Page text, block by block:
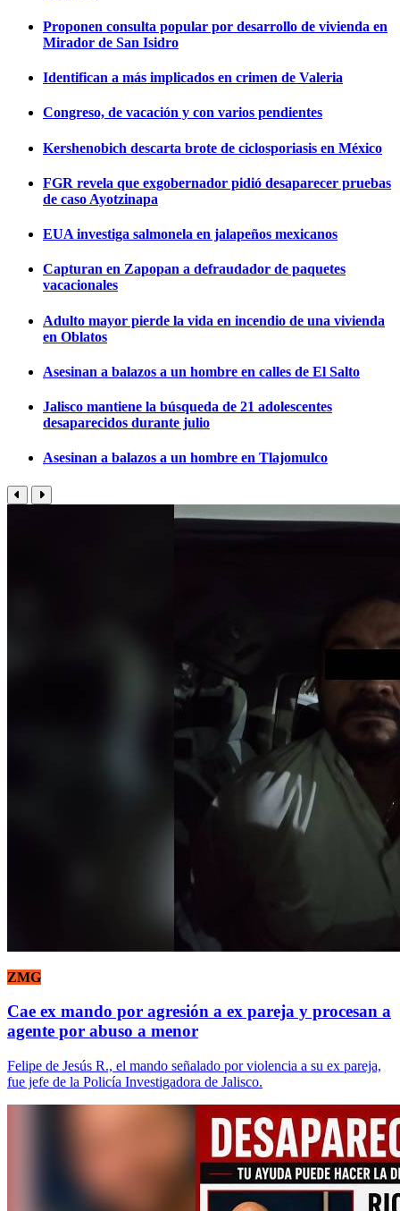
Proponen consulta popular por desarrollo de vivienda en
Mirador de San Isidro
Identifican a más implicados en crimen de Valeria
Congreso, de vacación y con varios pendientes
Kershenobich descarta brote de ciclosporiasis en México
FGR revela que exgobernador pidió desaparecer pruebas
de caso Ayotzinapa
EUA investiga salmonela en jalapeños mexicanos
Capturan en Zapopan a defraudador de paquetes
vacacionales
Adulto mayor pierde la vida en incendio de una vivienda
en Oblatos
Asesinan a balazos a un hombre en calles de El Salto
Jalisco mantiene la búsqueda de 21 adolescentes
desaparecidos durante julio
Asesinan a balazos a un hombre en Tlajomulco
ZMG
Cae ex mando por agresión a ex pareja y procesan a
agente por abuso a menor
Felipe de Jesús R., el mando señalado por violencia a su ex pareja,
fue jefe de la Policía Investigadora de Jalisco.